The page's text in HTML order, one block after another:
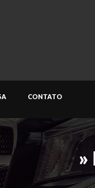
CONTATO
»